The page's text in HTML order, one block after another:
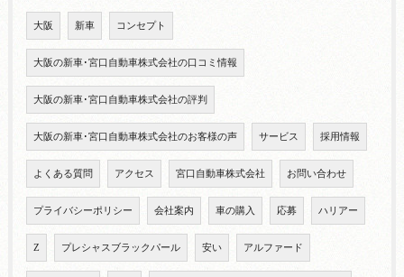
大阪 新車 コンセプト
大阪の新車･宮口自動車株式会社の口コミ情報
大阪の新車･宮口自動車株式会社の評判
大阪の新車･宮口自動車株式会社のお客様の声 サービス 採用情報
よくある質問 アクセス 宮口自動車株式会社 お問い合わせ
プライバシーポリシー 会社案内 車の購入 応募 ハリアー
Z プレシャスブラックパール 安い アルファード